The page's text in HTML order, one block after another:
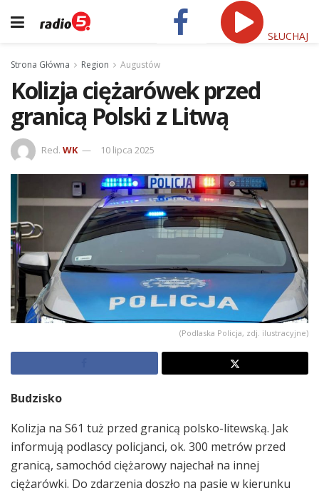
SŁUCHAJ
Strona Główna Region Augustów
Kolizja ciężarówek przed
granicą Polski z Litwą
Red. WK 10 lipca 2025
(Podlaska Policja, zdj. ilustracyjne)
Budzisko
Kolizja na S61 tuż przed granicą polsko-litewską. Jak
informują podlascy policjanci, ok. 300 metrów przed
granicą, samochód ciężarowy najechał na innej
ciężarówki. Do zdarzenia doszło na pasie w kierunku